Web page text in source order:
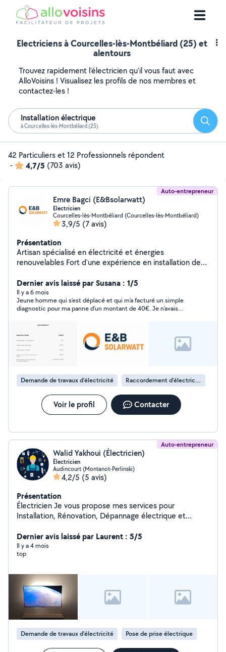
Electriciens à Courcelles-lès-Montbéliard (25) et
alentours
Trouvez rapidement l'électricien qu'il vous faut avec
AlloVoisins ! Visualisez les profils de nos membres et
contactez-les !
Installation électrique
à Courcelles-lès-Montbéliard (25)
42 Particuliers et 12 Professionnels répondent
-
4,7/5 (703 avis)
Auto-entrepreneur
Emre Bagci (E&Bsolarwatt)
Electricien
Courcelles-lès-Montbéliard (Courcelles-lès-Montbéliard)
3,9/5 (7 avis)
Présentation
Artisan spécialisé en électricité et énergies
renouvelables Fort d'une expérience en installation de
rénovation), je propose des solutions fiables et
adaptées à vos besoins. Je vous accompagne de
l'étude à la mise en service, que ce soit pour
l'installation de systèmes photovoltaïques, la vente de
matériel solaire, le dépannage ou les travaux
électriques. Travail soigné Conseils personnalisés
Réactivité et respect des délais Mon objectif : vous
offrir des installations durables, économiques et de
qualité.
Dernier avis laissé par Susana : 1/5
Il y a 6 mois
Jeune homme qui s’est déplacé et qui m’a facturé un simple
diagnostic pour ma panne d’un montant de 40€. Je n’avais
jamais été le cas ! Prenez garde..
Demande de travaux d’électricité Raccordement d'électricité
Voir le profil Contacter
Auto-entrepreneur
Walid Yakhoui (Électricien)
Électricien
Audincourt (Montanot-Perlinski)
4,2/5 (5 avis)
Présentation
Électricien Je vous propose mes services pour
Installation, Rénovation, Dépannage électrique et
Dernier avis laissé par Laurent : 5/5
Il y a 4 mois
top
Demande de travaux d’électricité Pose de prise électrique